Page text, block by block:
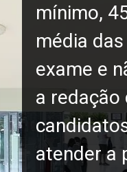
mínimo,
média
exame e
a redação
atender a